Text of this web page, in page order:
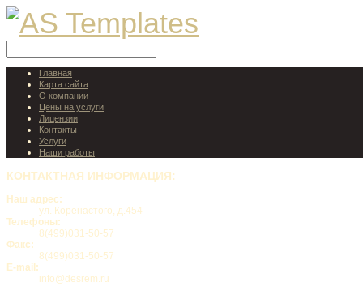
Главная
Карта сайта
О компании
Цены на услуги
Лицензии
Контакты
Услуги
Наши работы
КОНТАКТНАЯ ИНФОРМАЦИЯ:
Наш адрес:
ул. Коренастого, д.454
Телефоны:
8(499)031-50-57
Факс:
8(499)031-50-57
E-mail:
info@desrem.ru